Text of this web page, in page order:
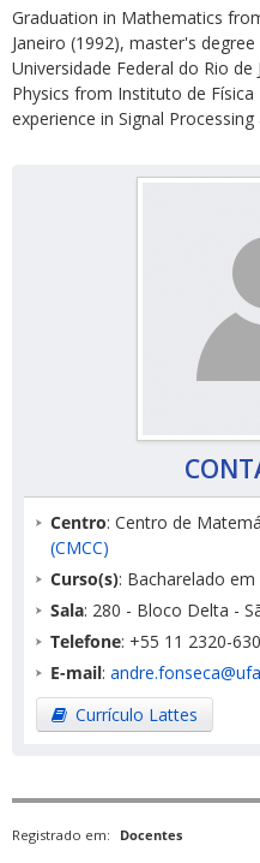
Graduation in Mathematics
Janeiro (1992), master's
Universidade Federal do Rio
Physics from Instituto de Física
experience in Signal
Centro: Centro de
(CMCC)
Curso(s): Bacharelado
Sala: 280 - Bloco Delta -
Telefone: +55 11 2320-
E-mail:
Currículo Lattes
Registrado em: Docentes